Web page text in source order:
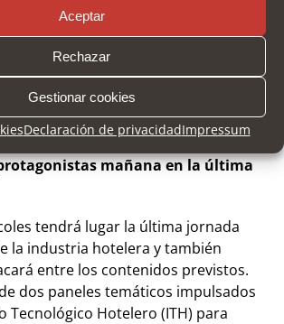
Aceptar
Rechazar
Gestionar cookies
Declaración de privacidadImpressum
de la Universidad Politécnica
ejecutiva de la Fundación
ha argumentado que dicha
el reto de contribuir con sus
un sistema alimentario
y equilibrado’.
mañana en la última
tendrá lugar la última jornada
la industria hotelera y también
entre los contenidos previstos.
dos paneles temáticos impulsados
Tecnológico Hotelero (ITH) para